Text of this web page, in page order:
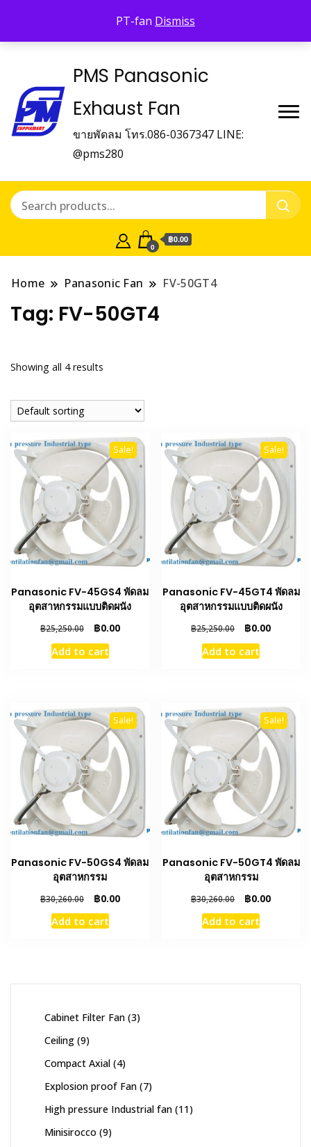
PT-fan Dismiss
PMS Panasonic
Exhaust Fan
ขายพัดลม โทร.086-0367347 LINE:
@pms280
0
฿0.00
Home Panasonic Fan FV-50GT4
Tag: FV-50GT4
Showing all 4 results
Sale!
Panasonic FV-45GS4 พัดลม
อุตสาหกรรมแบบติดผนัง
฿25,250.00
Original
price
was:
฿0.00Current
Add to cart
Sale!
Panasonic FV-45GT4 พัดลม
อุตสาหกรรมแบบติดผนัง
฿25,250.00
Original
price
was:
฿0.00Current
Add to cart
Sale!
Panasonic FV-50GS4 พัดลม
อุตสาหกรรม
฿30,260.00
Original
price
was:
฿0.00Current
Add to cart
Sale!
Panasonic FV-50GT4 พัดลม
อุตสาหกรรม
฿30,260.00
Original
price
was:
฿0.00Current
Add to cart
Cabinet Filter Fan 33
Ceiling 99
Compact Axial 44
Explosion proof Fan 77
High pressure Industrial fan 1111
Minisirocco 99